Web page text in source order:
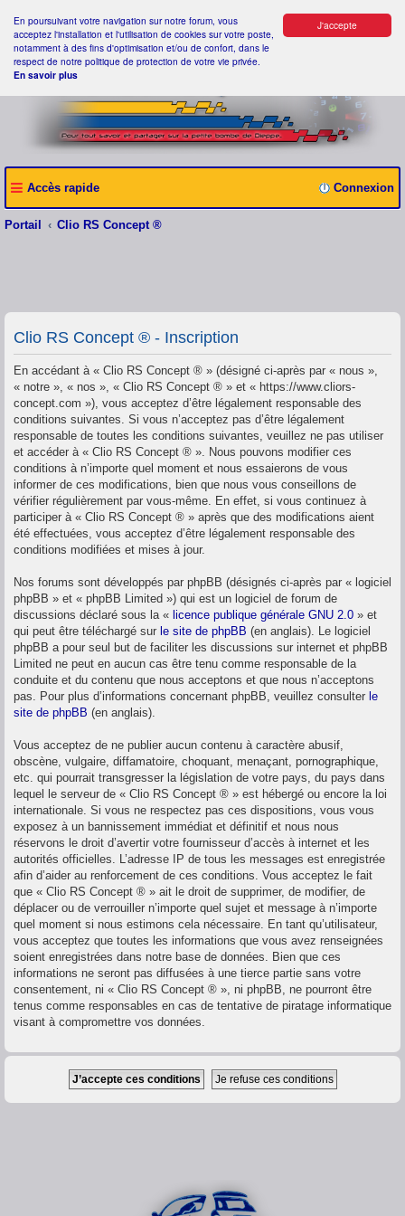
J'accepte
En poursuivant votre navigation sur notre forum, vous
acceptez l'installation et l'utilisation de cookies sur votre poste,
notamment à des fins d'optimisation et/ou de confort, dans le
respect de notre politique de protection de votre vie privée.
En savoir plus
Accès rapide Connexion
Portail Clio RS Concept ®
Clio RS Concept ® - Inscription
En accédant à « Clio RS Concept ® » (désigné ci-après par « nous »,
« notre », « nos », « Clio RS Concept ® » et « https://www.cliors-
concept.com »), vous acceptez d’être légalement responsable des
conditions suivantes. Si vous n’acceptez pas d’être légalement
responsable de toutes les conditions suivantes, veuillez ne pas utiliser
et accéder à « Clio RS Concept ® ». Nous pouvons modifier ces
conditions à n’importe quel moment et nous essaierons de vous
informer de ces modifications, bien que nous vous conseillons de
vérifier régulièrement par vous-même. En effet, si vous continuez à
participer à « Clio RS Concept ® » après que des modifications aient
été effectuées, vous acceptez d’être légalement responsable des
conditions modifiées et mises à jour.
Nos forums sont développés par phpBB (désignés ci-après par « logiciel
phpBB » et « phpBB Limited ») qui est un logiciel de forum de
discussions déclaré sous la « licence publique générale GNU 2.0 » et
qui peut être téléchargé sur le site de phpBB (en anglais). Le logiciel
phpBB a pour seul but de faciliter les discussions sur internet et phpBB
Limited ne peut en aucun cas être tenu comme responsable de la
conduite et du contenu que nous acceptons et que nous n’acceptons
pas. Pour plus d’informations concernant phpBB, veuillez consulter le
site de phpBB (en anglais).
Vous acceptez de ne publier aucun contenu à caractère abusif,
obscène, vulgaire, diffamatoire, choquant, menaçant, pornographique,
etc. qui pourrait transgresser la législation de votre pays, du pays dans
lequel le serveur de « Clio RS Concept ® » est hébergé ou encore la loi
internationale. Si vous ne respectez pas ces dispositions, vous vous
exposez à un bannissement immédiat et définitif et nous nous
réservons le droit d’avertir votre fournisseur d’accès à internet et les
autorités officielles. L’adresse IP de tous les messages est enregistrée
afin d’aider au renforcement de ces conditions. Vous acceptez le fait
que « Clio RS Concept ® » ait le droit de supprimer, de modifier, de
déplacer ou de verrouiller n’importe quel sujet et message à n’importe
quel moment si nous estimons cela nécessaire. En tant qu’utilisateur,
vous acceptez que toutes les informations que vous avez renseignées
soient enregistrées dans notre base de données. Bien que ces
informations ne seront pas diffusées à une tierce partie sans votre
consentement, ni « Clio RS Concept ® », ni phpBB, ne pourront être
tenus comme responsables en cas de tentative de piratage informatique
visant à compromettre vos données.